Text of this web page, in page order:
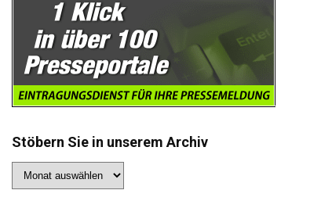
Stöbern Sie in unserem Archiv
Sie